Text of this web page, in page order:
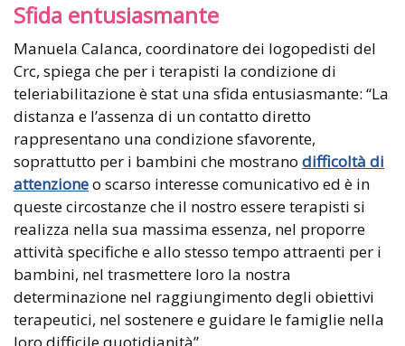
Sfida entusiasmante
Manuela Calanca, coordinatore dei logopedisti del
Crc, spiega che per i terapisti la condizione di
teleriabilitazione è stat una sfida entusiasmante: “La
distanza e l’assenza di un contatto diretto
rappresentano una condizione sfavorente,
soprattutto per i bambini che mostrano difficoltà di
attenzioneo scarso interesse comunicativo ed è in
queste circostanze che il nostro essere terapisti si
realizza nella sua massima essenza, nel proporre
attività specifiche e allo stesso tempo attraenti per i
bambini, nel trasmettere loro la nostra
determinazione nel raggiungimento degli obiettivi
terapeutici, nel sostenere e guidare le famiglie nella